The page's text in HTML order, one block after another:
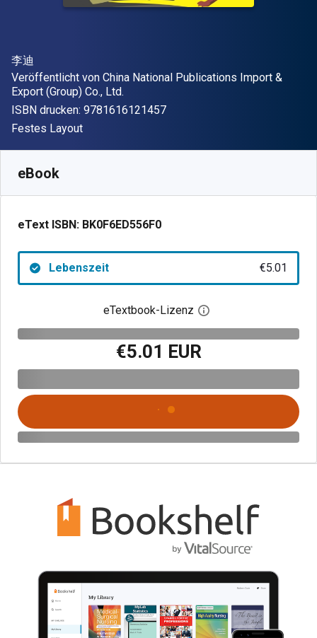
Autor(en)
李迪
Verleger
Veröffentlicht von China National Publications Import &
Export (Group) Co., Ltd.
ISBN drucken: 9781616121457"ISBN-13 9781616121457"
Format
Festes Layout
eBook
eText ISBN: BK0F6ED556F0
Lebenszeit €5.01
eTextbook-Lizenz Digitalen
€5.01 EUR